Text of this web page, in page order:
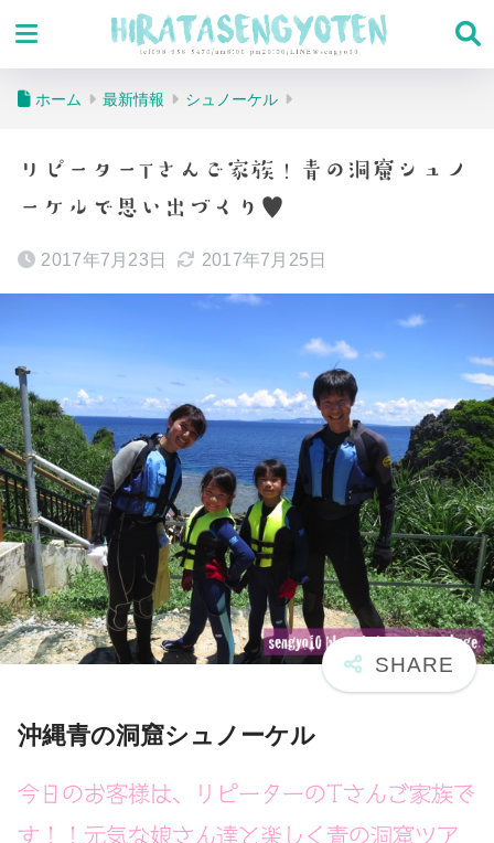
ホーム 最新情報 シュノーケル
リピーターTさんご家族！青の洞窟シュノ
ーケルで思い出づくり♥
2017年7月23日 2017年7月25日
沖縄青の洞窟シュノーケル
今日のお客様は、リピーターのTさんご家族で
す！！元気な娘さん達と楽しく青の洞窟ツア